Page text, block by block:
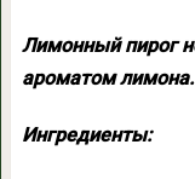
Лимонный пирог
ароматом лимона.
Ингредиенты: